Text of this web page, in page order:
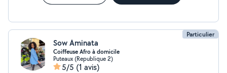
Particulier
Sow Aminata
Coiffeuse Afro à domicile
Puteaux (Republique 2)
5/5 (1 avis)